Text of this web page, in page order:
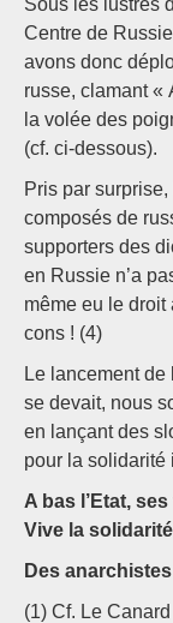
Sous les lustres
Centre de
avons donc
russe, clamant «
la volée des
(cf. ci-dessous).
Pris par
composés de
supporters des
en Russie n’a
même eu le
cons ! (4)
Le lancement de
se devait, nous
en lançant des
pour la solidarité
A bas l’Etat,
Vive la
Des
(1) Cf. Le